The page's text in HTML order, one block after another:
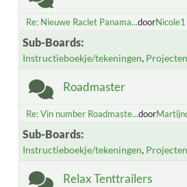
Re: Nieuwe Raclet Panama...doorNicole1
Sub-Boards
Instructieboekje/tekeningen Projecten
Roadmaster
Re: Vin number Roadmaste...door
Sub-Boards
Instructieboekje/tekeningen Projecten
Relax Tenttrailers